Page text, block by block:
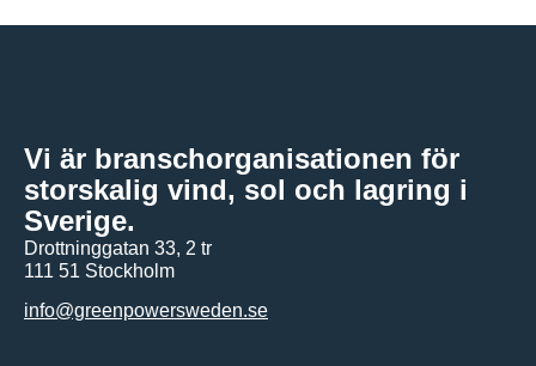
Vi är branschorganisationen för
storskalig vind, sol och lagring i
Sverige.
Drottninggatan 33, 2 tr
111 51 Stockholm
info@greenpowersweden.se